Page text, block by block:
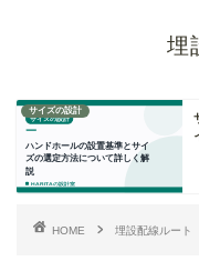
埋
サイズの設計
HOME 埋設配線ルート